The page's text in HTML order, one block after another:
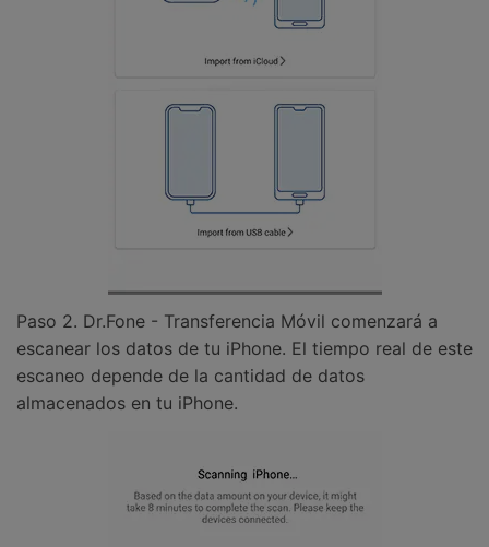
Paso 2. Dr.Fone - Transferencia Móvil comenzará a
escanear los datos de tu iPhone. El tiempo real de este
escaneo depende de la cantidad de datos
almacenados en tu iPhone.